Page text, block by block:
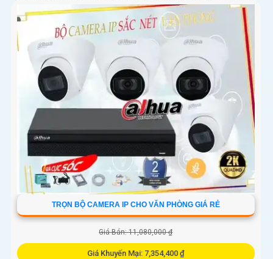
thời các hành vi trộm cắp, phá hoại tài sản.
TRỌN BỘ CAMERA IP CHO VĂN PHÒNG GIÁ RẺ
Giá Bán: 11,080,000 ₫
Giá Khuyến Mại: 7,354,400 ₫